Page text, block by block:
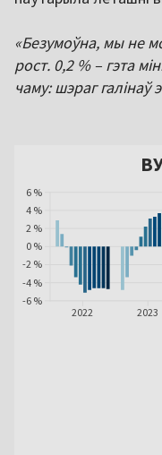
«Безумоўна, мы не
рост. 0,2 % – гэта
чаму: шэраг галінаў